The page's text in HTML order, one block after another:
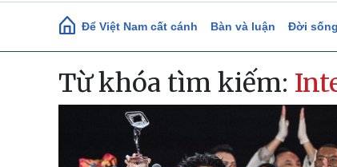
Main navigation
Để Việt Nam cất cánh Bàn và luận Đời
Từ khóa tìm kiếm: